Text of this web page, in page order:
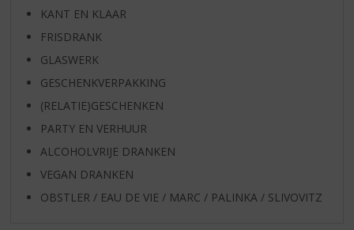
KANT EN KLAAR
FRISDRANK
GLASWERK
GESCHENKVERPAKKING
(RELATIE)GESCHENKEN
PARTY EN VERHUUR
ALCOHOLVRIJE DRANKEN
VEGAN DRANKEN
OBSTLER / EAU DE VIE / MARC / PALINKA / SLIVOVITZ